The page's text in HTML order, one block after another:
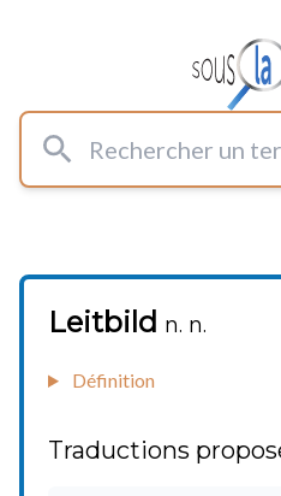
Rechercher un terme allemand
Leitbild n. n.
Définition
Traductions